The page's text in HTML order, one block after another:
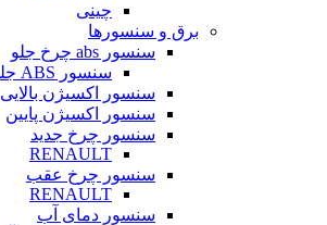
چینی
برق و سنسورها
سنسور abs چرخ جلو
سنسور ABS جلو RENAULT
سنسور اکسیژن بالایی
سنسور اکسیژن پایین
سنسور چرخ جدید
RENAULT
سنسور چرخ عقب
RENAULT
سنسور دمای آب